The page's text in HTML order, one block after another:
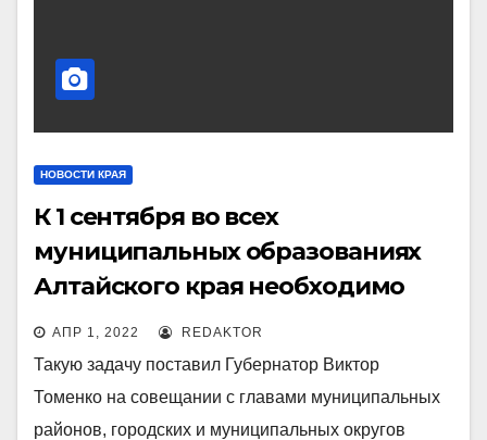
НОВОСТИ КРАЯ
К 1 сентября во всех
муниципальных образованиях
Алтайского края необходимо
сформировать резервные
запасы угля
АПР 1, 2022 REDAKTOR
Такую задачу поставил Губернатор Виктор
Томенко на совещании с главами муниципальных
районов, городских и муниципальных округов